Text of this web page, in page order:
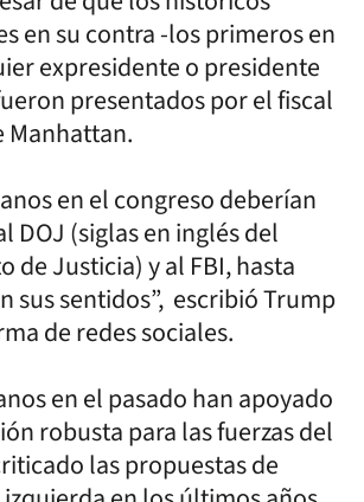
en su contra -los primeros en
expresidente o presidente
presentados por el fiscal
Manhattan.
en el congreso deberían
DOJ (siglas en inglés del
de Justicia) y al FBI, hasta
sus sentidos”, escribió Trump
de redes sociales.
en el pasado han apoyado
robusta para las fuerzas del
las propuestas de